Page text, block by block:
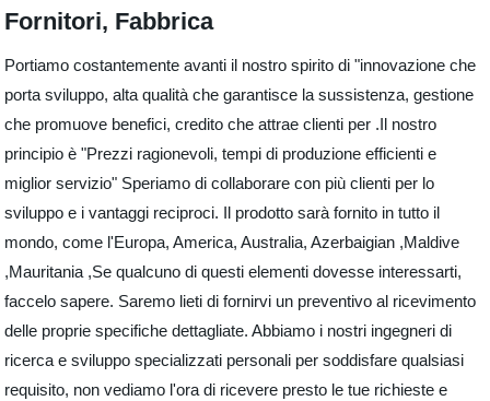
Fornitori, Fabbrica
Portiamo costantemente avanti il ​​nostro spirito di "innovazione che
porta sviluppo, alta qualità che garantisce la sussistenza, gestione
che promuove benefici, credito che attrae clienti per .Il nostro
principio è "Prezzi ragionevoli, tempi di produzione efficienti e
miglior servizio" Speriamo di collaborare con più clienti per lo
sviluppo e i vantaggi reciproci. Il prodotto sarà fornito in tutto il
mondo, come l'Europa, America, Australia, Azerbaigian ,Maldive
,Mauritania ,Se qualcuno di questi elementi dovesse interessarti,
faccelo sapere. Saremo lieti di fornirvi un preventivo al ricevimento
delle proprie specifiche dettagliate. Abbiamo i nostri ingegneri di
ricerca e sviluppo specializzati personali per soddisfare qualsiasi
requisito, non vediamo l'ora di ricevere presto le tue richieste e